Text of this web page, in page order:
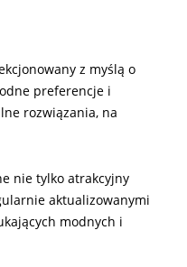
z myślą o
preferencje i
rozwiązania, na
nie tylko atrakcyjny
aktualizowanymi
modnych i